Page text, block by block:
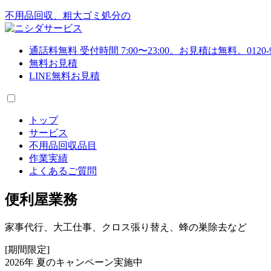
不用品回収、粗大ゴミ処分の
通話料無料 受付時間 7:00〜23:00。お見積は無料。
無料お見積
LINE無料お見積
トップ
サービス
不用品回収品目
作業実績
よくあるご質問
便利屋業務
家事代行、大工仕事、クロス張り替え、蜂の巣除去など
[期間限定]
2026年 夏のキャンペーン実施中